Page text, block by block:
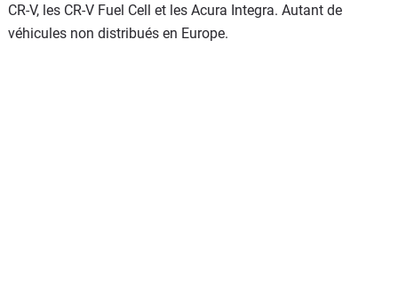
CR-V, les CR-V Fuel Cell et les Acura Integra. Autant de
véhicules non distribués en Europe.